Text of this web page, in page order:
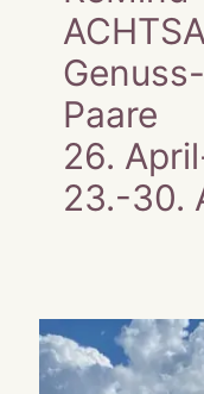
Paare
26.
23.-30.